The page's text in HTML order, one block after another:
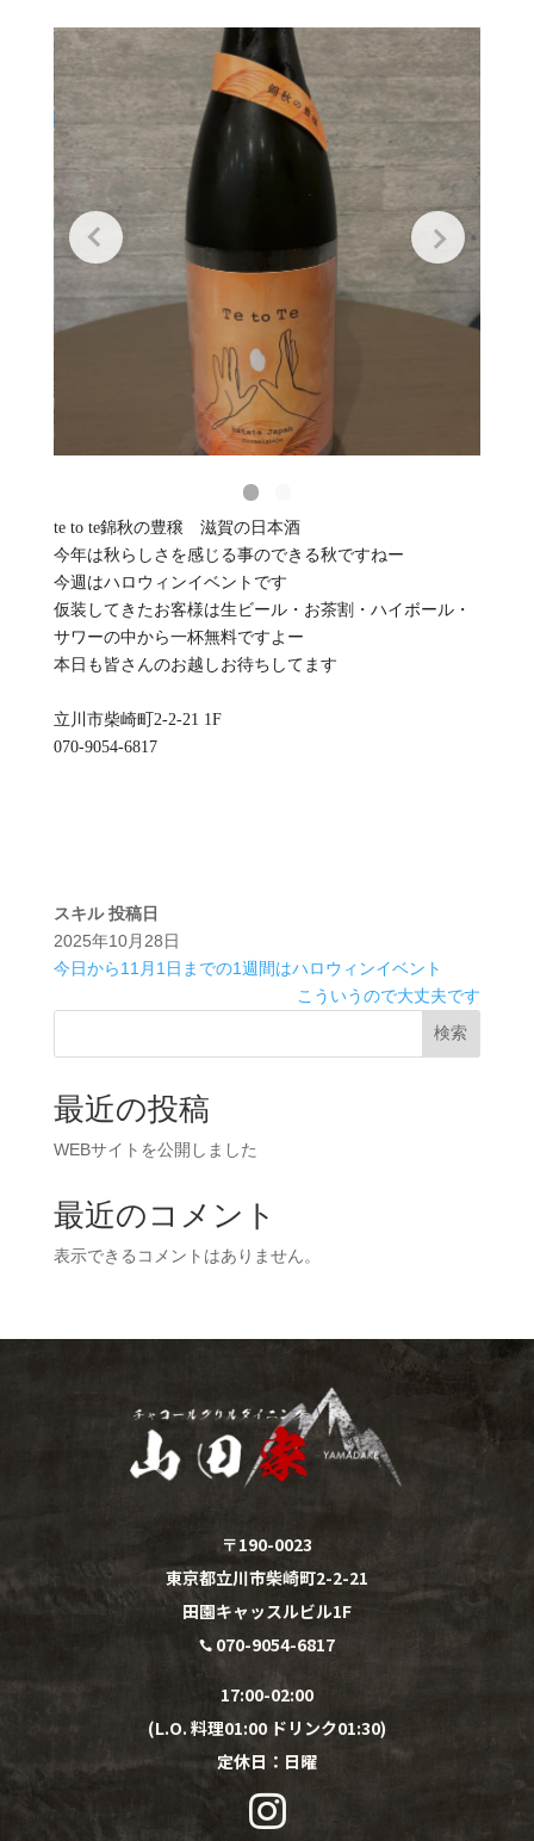
te to te錦秋の豊穣 滋賀の日本酒
今年は秋らしさを感じる事のできる秋ですねー
今週はハロウィンイベントです
仮装してきたお客様は生ビール・お茶割・ハイボール・
サワーの中から一杯無料ですよー
本日も皆さんのお越しお待ちしてます
立川市柴崎町2-2-21 1F
070-9054-6817
スキル 投稿日
2025年10月28日
今日から11月1日までの1週間はハロウィンイベント
こういうので大丈夫です
検索
最近の投稿
WEBサイトを公開しました
最近のコメント
表示できるコメントはありません。
〒190-0023
東京都立川市柴崎町2-2-21
田園キャッスルビル1F
 070-9054-6817
17:00-02:00
(L.O. 料理01:00 ドリンク01:30)
定休日： 日曜
